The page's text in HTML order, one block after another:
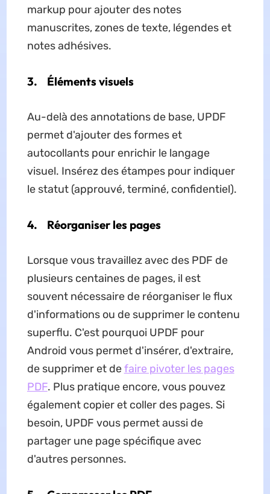
markup pour ajouter des notes
manuscrites, zones de texte, légendes et
notes adhésives.
3. Éléments visuels
Au-delà des annotations de base, UPDF
permet d'ajouter des formes et
autocollants pour enrichir le langage
visuel. Insérez des étampes pour indiquer
le statut (approuvé, terminé, confidentiel).
4. Réorganiser les pages
Lorsque vous travaillez avec des PDF de
plusieurs centaines de pages, il est
souvent nécessaire de réorganiser le flux
d'informations ou de supprimer le contenu
superflu. C'est pourquoi UPDF pour
Android vous permet d'insérer, d'extraire,
de supprimer et defaire pivoter les pages
PDF. Plus pratique encore, vous pouvez
également copier et coller des pages. Si
besoin, UPDF vous permet aussi de
partager une page spécifique avec
d'autres personnes.